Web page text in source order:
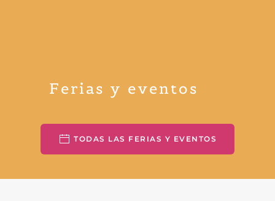
Ferias y eventos
TODAS LAS FERIAS Y EVENTOS